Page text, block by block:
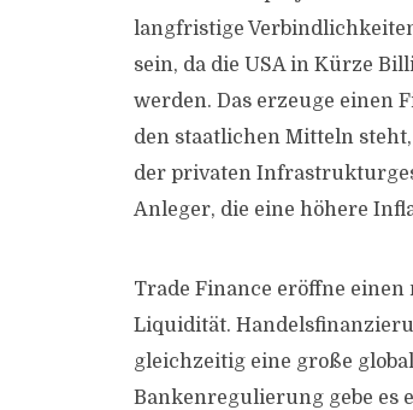
langfristige
sein, da die USA in Kürze
werden. Das erzeuge einen
den staatlichen Mitteln
der privaten
Anleger, die eine höhere
Trade Finance eröffne
Liquidität.
gleichzeitig eine große
Bankenregulierung gebe es